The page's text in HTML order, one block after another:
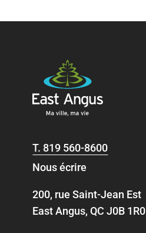
T. 819 560-8600
Nous écrire
200, rue Saint-Jean Est
East Angus, QC J0B 1R0